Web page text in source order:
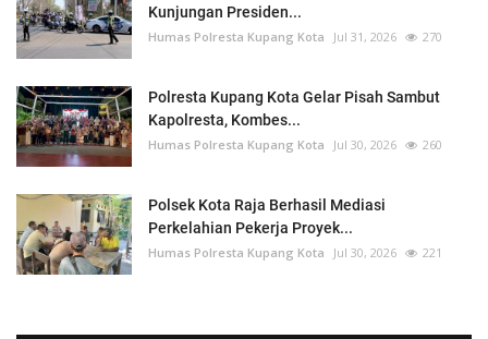
Kunjungan Presiden...
Humas Polresta Kupang Kota Jul 31, 2026 270
Polresta Kupang Kota Gelar Pisah Sambut
Kapolresta, Kombes...
Humas Polresta Kupang Kota Jul 30, 2026 260
Polsek Kota Raja Berhasil Mediasi
Perkelahian Pekerja Proyek...
Humas Polresta Kupang Kota Jul 30, 2026 221